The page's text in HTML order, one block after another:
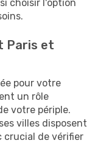
choisir l'option
Paris et
pour votre
un rôle
votre périple.
villes disposent
crucial de vérifier